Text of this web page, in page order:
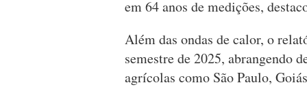
em 64 anos de medições,
Além das ondas de calor, o
semestre de 2025, abrangendo
agrícolas como São Paulo,